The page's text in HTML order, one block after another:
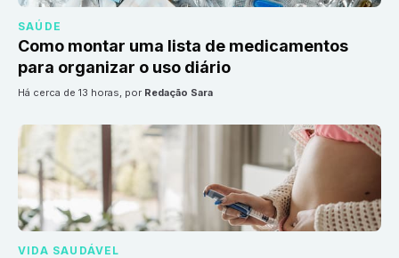
SAÚDE
Como montar uma lista de medicamentos
para organizar o uso diário
há cerca de 13 horas, por Redação Sara
VIDA SAUDÁVEL